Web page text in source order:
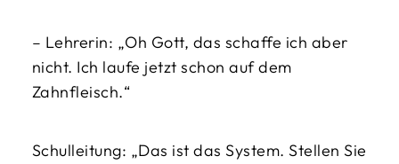
– Lehrerin: „Oh Gott, das schaffe ich aber
nicht. Ich laufe jetzt schon auf dem
Zahnfleisch.“
Schulleitung: „Das ist das System. Stellen Sie